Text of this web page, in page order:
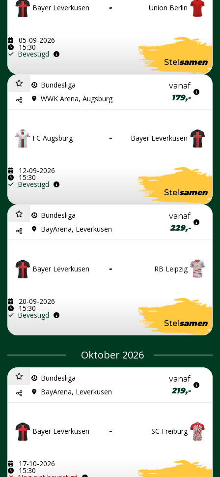
Bayer Leverkusen - Union Berlin
05-09-2026
15:30
Bevestigd
Stelsamen
Bundesliga
WWK Arena, Augsburg
vanaf
179,-
FC Augsburg - Bayer Leverkusen
12-09-2026
15:30
Bevestigd
Stelsamen
Bundesliga
BayArena, Leverkusen
vanaf
229,-
Bayer Leverkusen - RB Leipzig
20-09-2026
15:30
Bevestigd
Stelsamen
Oktober 2026
Bundesliga
BayArena, Leverkusen
vanaf
219,-
Bayer Leverkusen - SC Freiburg
17-10-2026
15:30